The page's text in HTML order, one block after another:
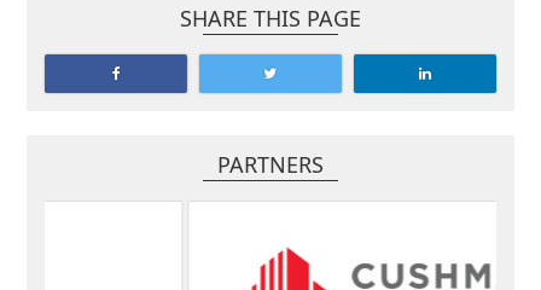
SHARE THIS PAGE
PARTNERS